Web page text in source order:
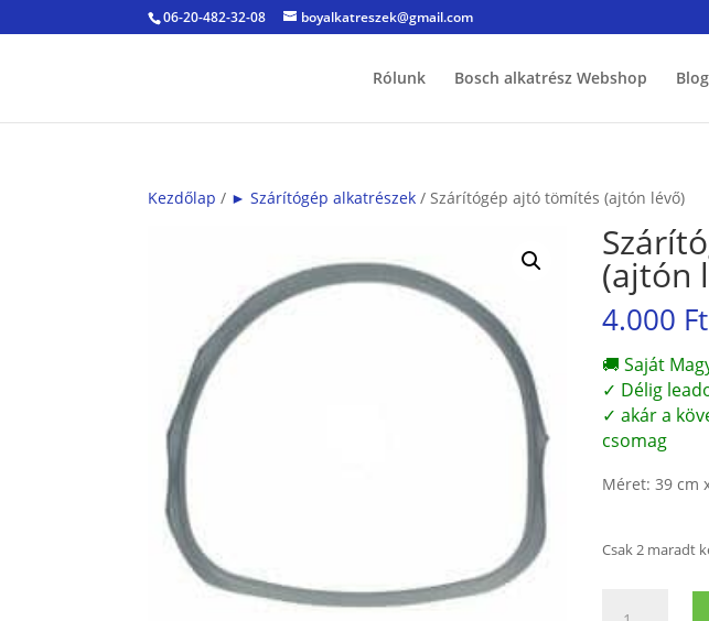
06-20-482-32-08 boyalkatreszek@gmail.com
Rólunk Bosch alkatrész Webshop Blog
Kezdőlap / ► Szárítógép alkatrészek / Szárítógép ajtó tömítés (ajtón lévő)
(ajtón
4.000 Ft
🚚 Saját
✓ Délig
✓ akár a
csomag
Méret: 39 cm
Csak 2 maradt